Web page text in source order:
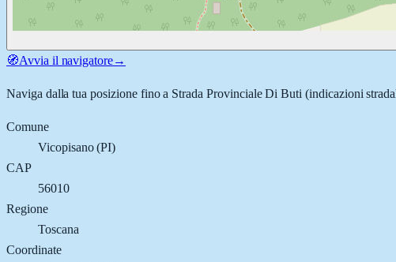
🧭Avvia il navigatore→
Naviga dalla tua posizione fino a Strada Provinciale Di Buti (indicazioni
Comune
Vicopisano(PI)
CAP
56010
Regione
Toscana
Coordinate